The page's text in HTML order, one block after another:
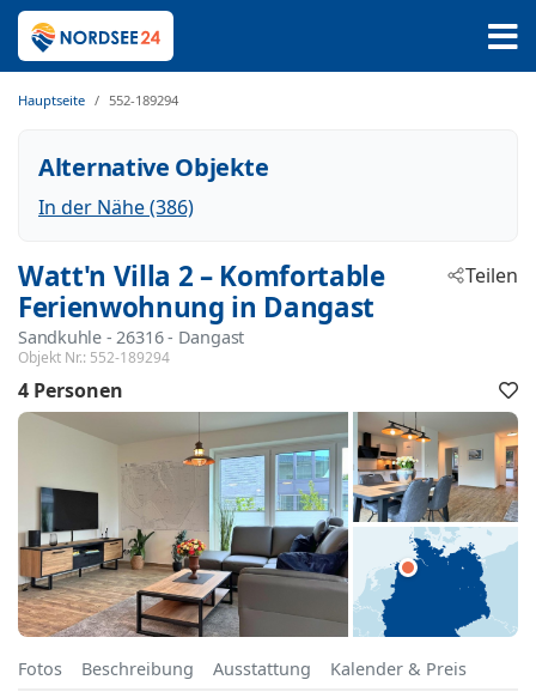
Hauptseite 552-189294
Alternative Objekte
In der Nähe (386)
Watt'n Villa 2 – Komfortable
Ferienwohnung in Dangast
Sandkuhle - 26316 - Dangast
Objekt Nr.: 552-189294
Teilen
4 Personen
Fotos Beschreibung Ausstattung Kalender & Preis